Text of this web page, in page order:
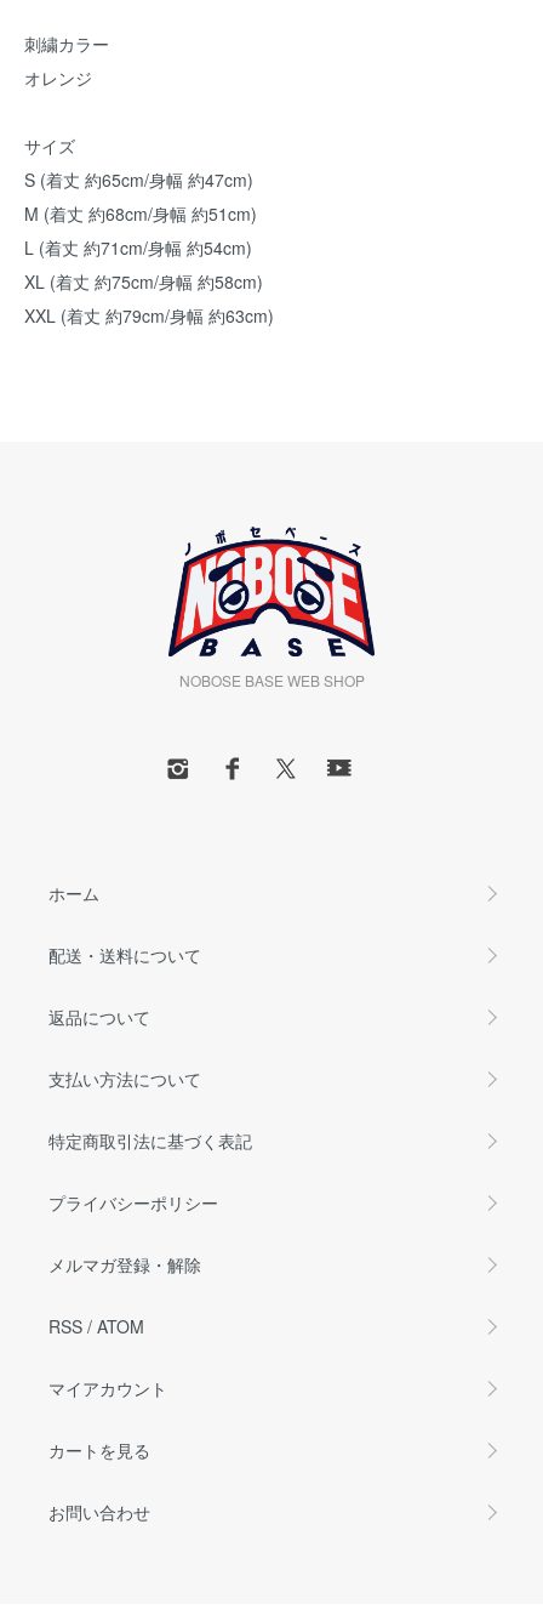
刺繍カラー
オレンジ
サイズ
S (着丈 約65cm/身幅 約47cm)
M (着丈 約68cm/身幅 約51cm)
L (着丈 約71cm/身幅 約54cm)
XL (着丈 約75cm/身幅 約58cm)
XXL (着丈 約79cm/身幅 約63cm)
NOBOSE BASE WEB SHOP
ホーム
配送・送料について
返品について
支払い方法について
特定商取引法に基づく表記
プライバシーポリシー
メルマガ登録・解除
RSS / ATOM
マイアカウント
カートを見る
お問い合わせ